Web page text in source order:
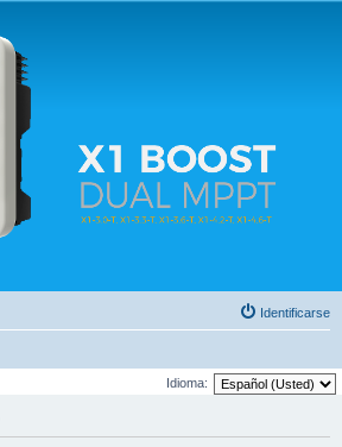
inversores solares Solax y temas relacionados.
Identificarse
Idioma: